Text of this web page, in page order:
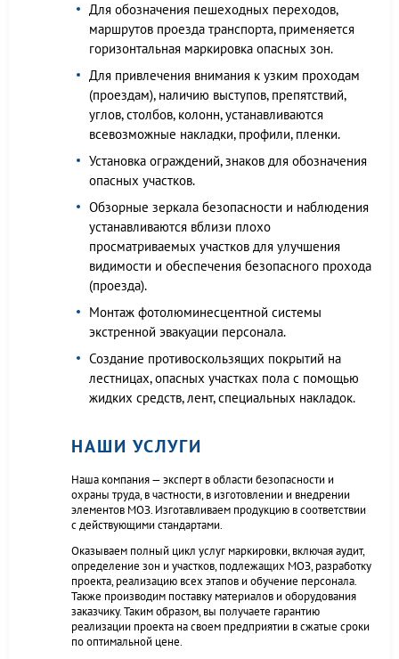
Для обозначения пешеходных переходов,
маршрутов проезда транспорта, применяется
горизонтальная маркировка опасных зон.
Для привлечения внимания к узким проходам
(проездам), наличию выступов, препятствий,
углов, столбов, колонн, устанавливаются
всевозможные накладки, профили, пленки.
Установка ограждений, знаков для обозначения
опасных участков.
Обзорные зеркала безопасности и наблюдения
устанавливаются вблизи плохо
просматриваемых участков для улучшения
видимости и обеспечения безопасного прохода
(проезда).
Монтаж фотолюминесцентной системы
экстренной эвакуации персонала.
Создание противоскользящих покрытий на
лестницах, опасных участках пола с помощью
жидких средств, лент, специальных накладок.
НАШИ УСЛУГИ
Наша компания — эксперт в области безопасности и
охраны труда, в частности, в изготовлении и внедрении
элементов МОЗ. Изготавливаем продукцию в соответствии
с действующими стандартами.
Оказываем полный цикл услуг маркировки, включая аудит,
определение зон и участков, подлежащих МОЗ, разработку
проекта, реализацию всех этапов и обучение персонала.
Также производим поставку материалов и оборудования
заказчику. Таким образом, вы получаете гарантию
реализации проекта на своем предприятии в сжатые сроки
по оптимальной цене.